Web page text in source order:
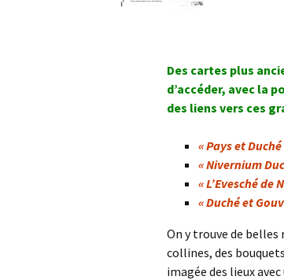
Des cartes plus
d’accéder, avec la
des liens vers ces
« Pays et
« Nivernium
« L’Evesché de
« Duché et
On y trouve de
collines, des
imagée des lieux